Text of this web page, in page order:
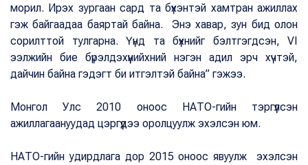
морил. Ирэх зургаан сард та бүхэнтэй хамтран ажиллах
гэж байгаадаа баяртай байна. Энэ хавар, зун бид олон
сорилттой тулгарна. Үүнд та бүхнийг бэлтгэгдсэн, VI
ээлжийн бие бүрэлдэхүүнийхний нэгэн адил эрч хүчтэй,
дайчин байна гэдэгт би итгэлтэй байна” гэжээ.
Монгол Улс 2010 оноос НАТО-гийн тэргүүлсэн
ажиллагаануудад цэргүүдээ оролцуулж эхэлсэн юм.
НАТО-гийн удирдлага дор 2015 оноос явуулж эхэлсэн